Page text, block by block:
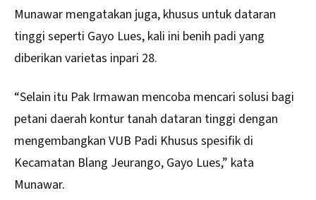
Munawar mengatakan juga, khusus untuk dataran
tinggi seperti Gayo Lues, kali ini benih padi yang
diberikan varietas inpari 28.
“Selain itu Pak Irmawan mencoba mencari solusi bagi
petani daerah kontur tanah dataran tinggi dengan
mengembangkan VUB Padi Khusus spesifik di
Kecamatan Blang Jeurango, Gayo Lues,” kata
Munawar.